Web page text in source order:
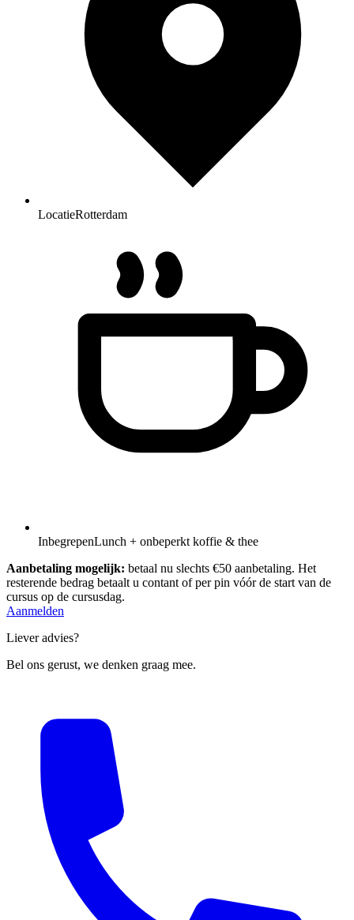
LocatieRotterdam
InbegrepenLunch + onbeperkt koffie & thee
Aanbetaling mogelijk: betaal nu slechts €50 aanbetaling. Het
resterende bedrag betaalt u contant of per pin vóór de start van de
cursus op de cursusdag.
Aanmelden
Liever advies?
Bel ons gerust, we denken graag mee.